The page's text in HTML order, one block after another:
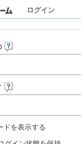
ログイン
ドを表示する